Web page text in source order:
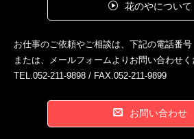
花のやについて
お仕事のご依頼やご相談は、下記の電話番号
または、メールフォームよりお問い合わせく
TEL.052-211-9898 / FAX.052-211-9899
お問い合わせ